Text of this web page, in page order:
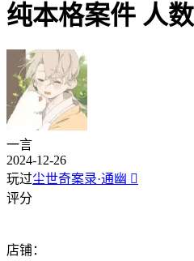
纯本格案件 人
一言
2024-12-26
玩过尘世奇案录·通幽 
评分
店铺：